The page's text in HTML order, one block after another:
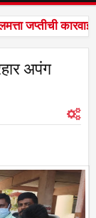
जप्तीची
वारसा
7:37
जप्तीची
अपंग